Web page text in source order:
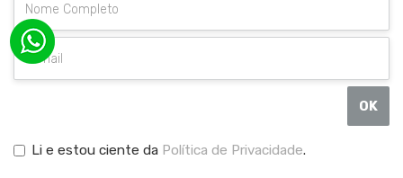
OK
Li e estou ciente da Política de Privacidade.